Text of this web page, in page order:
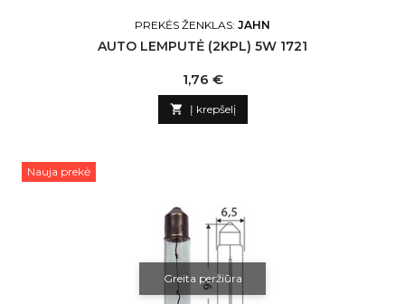
PREKĖS ŽENKLAS: JAHN
AUTO LEMPUTĖ (2KPL) 5W 1721
Kaina
1,76 €
 Į krepšelį
Nauja prekė
Greita peržiūra